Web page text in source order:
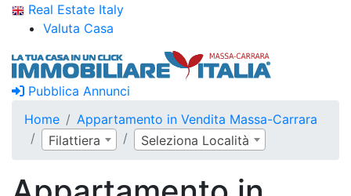
Real Estate Italy
Valuta Casa
Pubblica Annunci
Home
Appartamento in Vendita Massa-Carrara
Filattiera
Seleziona Località